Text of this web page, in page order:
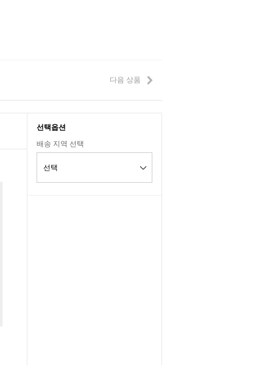
다음 상품
선택옵션
배송 지역 선택